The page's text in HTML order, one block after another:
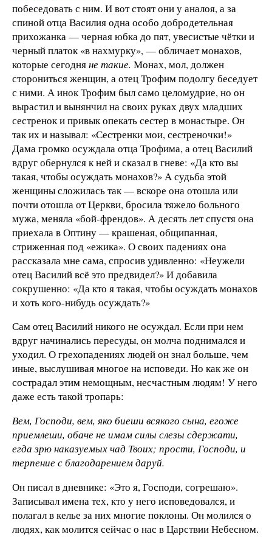
побеседовать с ним. И вот стоят они у аналоя, а за
спиной отца Василия одна особо добродетельная
прихожанка — черная юбка до пят, увесистые чётки и
черный платок «в нахмурку», — обличает монахов,
которые сегодняне такие. Монах, мол, должен
сторониться женщин, а отец Трофим подолгу беседует
с ними. А инок Трофим был само целомудрие, но он
вырастил и вынянчил на своих руках двух младших
сестренок и привык опекать сестер в монастыре. Он
так их и называл: «Сестренки мои, сестреночки!»
Дама громко осуждала отца Трофима, а отец Василий
вдруг обернулся к ней и сказал в гневе: «Да кто вы
такая, чтобы осуждать монахов?» А судьба этой
женщины сложилась так — вскоре она отошла или
почти отошла от Церкви, бросила тяжело больного
мужа, меняла «бой-френдов». А десять лет спустя она
приехала в Оптину — крашеная, общипанная,
стриженная под «ежика». О своих падениях она
рассказала мне сама, спросив удивленно: «Неужели
отец Василий всё это предвидел?» И добавила
сокрушенно: «Да кто я такая, чтобы осуждать монахов
и хоть кого-нибудь осуждать?»
Сам отец Василий никого не осуждал. Если при нем
вдруг начинались пересуды, он молча поднимался и
уходил. О грехопадениях людей он знал больше, чем
иные, выслушивая многое на исповеди. Но как же он
сострадал этим немощным, несчастным людям! У него
даже есть такой тропарь:
Вем, Господи, вем, яко биеши всякого сына, егоже
приемлеши, обаче не имам силы слезы сдержати,
егда зрю наказуемых чад Твоих; прости, Господи, и
терпение с благодарением даруй.
Он писал в дневнике: «Это я, Господи, согрешаю».
Записывал имена тех, кто у него исповедовался, и
полагал в келье за них многие поклоны. Он молился о
людях, как молится сейчас о нас в Царствии Небесном.